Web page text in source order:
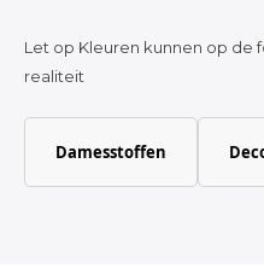
Let op Kleuren kunnen op de
realiteit
Damesstoffen